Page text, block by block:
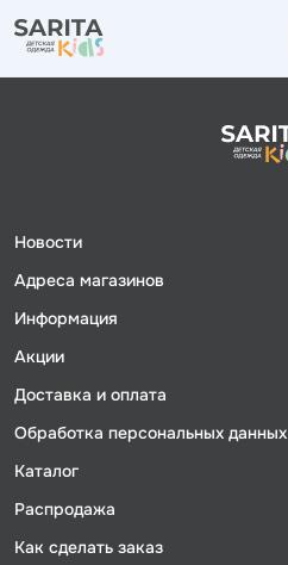
Новости
Адреса магазинов
Информация
Акции
Доставка и оплата
Обработка персональных данных
Каталог
Распродажа
Как сделать заказ